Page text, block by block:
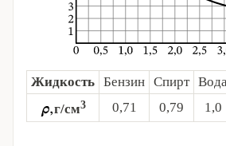
Жидкость Бензин Спирт
г/см3 0,71 0,79 1,0